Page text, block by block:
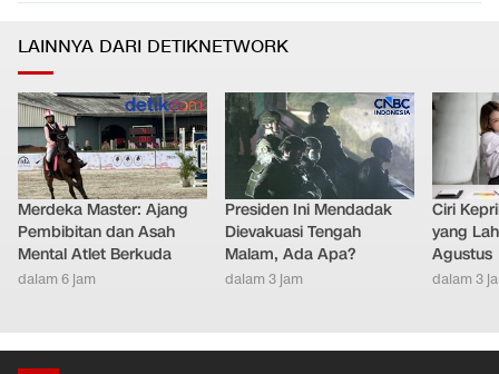
LAINNYA DARI DETIKNETWORK
Merdeka Master: Ajang
Pembibitan dan Asah
Mental Atlet Berkuda
dalam 6 jam
Presiden Ini Mendadak
Dievakuasi Tengah
Malam, Ada Apa?
dalam 3 jam
Ciri
yang
Agustus
dalam 3